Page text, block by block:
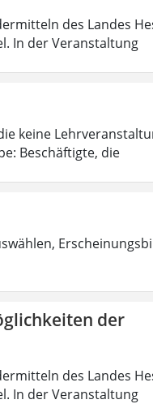
des Landes
In der Veranstaltung
keine
Beschäftigte, die
der
des Landes
In der Veranstaltung